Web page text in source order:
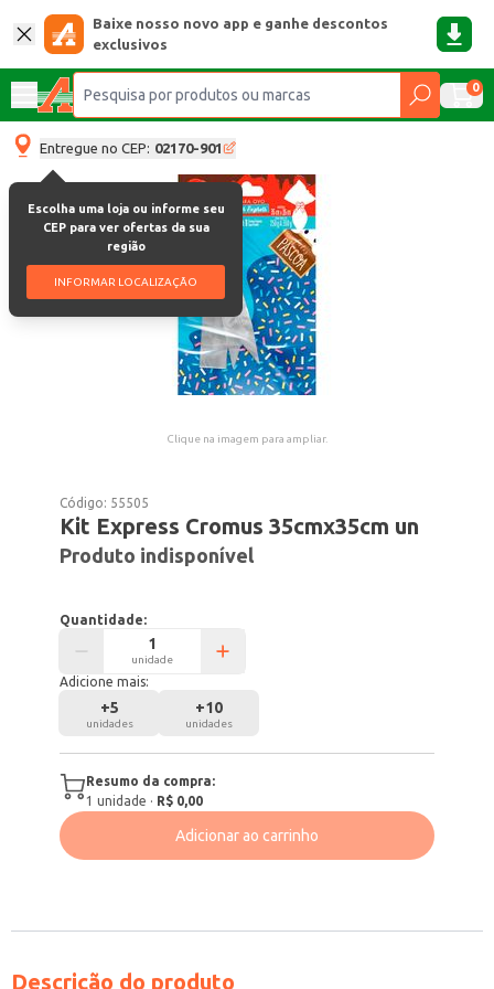
Baixe nosso novo app e ganhe descontos
exclusivos
0
Entregue no CEP: 02170-901
Escolha uma loja ou informe seu
CEP para ver ofertas da sua
região
INFORMAR LOCALIZAÇÃO
Clique na imagem para ampliar.
Código: 55505
Kit Express Cromus 35cmx35cm un
Produto indisponível
Quantidade:
unidade
Adicione mais:
+5
unidades
+10
unidades
Resumo da compra:
1 unidade · R$ 0,00
Adicionar ao carrinho
Descrição do produto